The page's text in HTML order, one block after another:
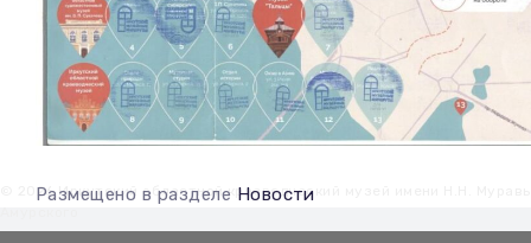
Размещено в разделе Новости
© 2026 Иркутский областной краеведческий музей имени Н.Н.